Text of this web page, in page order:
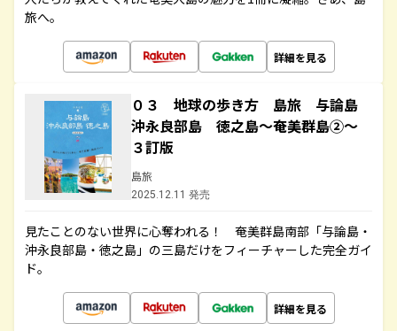
旅へ。
詳細を見る
０３ 地球の歩き方 島旅 与論島
沖永良部島 徳之島～奄美群島②～
３訂版
島旅
2025.12.11 発売
見たことのない世界に心奪われる！ 奄美群島南部「与論島・
沖永良部島・徳之島」の三島だけをフィーチャーした完全ガイ
ド。
詳細を見る